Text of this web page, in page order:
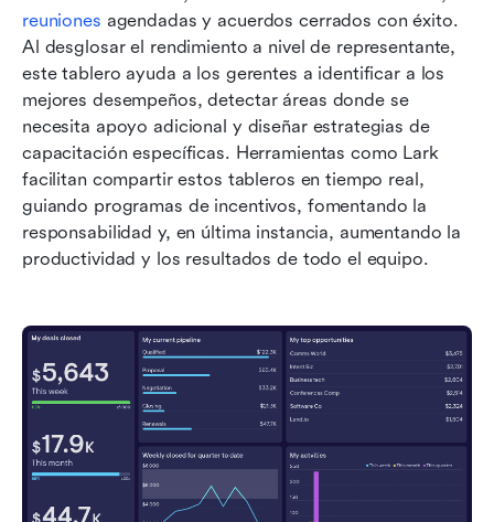
reuniones agendadas y acuerdos cerrados con éxito.
Al desglosar el rendimiento a nivel de representante,
este tablero ayuda a los gerentes a identificar a los
mejores desempeños, detectar áreas donde se
necesita apoyo adicional y diseñar estrategias de
capacitación específicas. Herramientas como Lark
facilitan compartir estos tableros en tiempo real,
guiando programas de incentivos, fomentando la
responsabilidad y, en última instancia, aumentando la
productividad y los resultados de todo el equipo.